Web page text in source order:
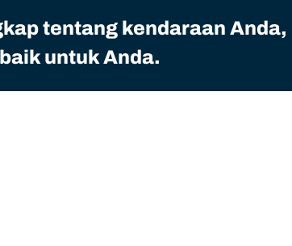
tentang kendaraan
untuk Anda.